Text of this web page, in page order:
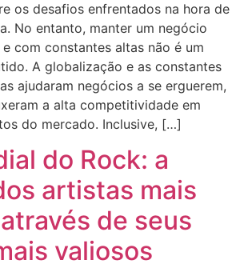
os desafios enfrentados na hora de
No entanto, manter um negócio
com constantes altas não é um
A globalização e as constantes
ajudaram negócios a se erguerem,
a alta competitividade em
do mercado. Inclusive, […]
do Rock: a
artistas mais
de seus
valiosos